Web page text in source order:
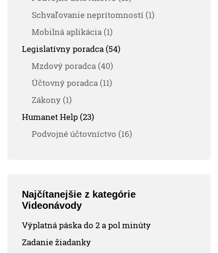
Schvaľovanie neprítomností (1)
Mobilná aplikácia (1)
Legislatívny poradca (54)
Mzdový poradca (40)
Účtovný poradca (11)
Zákony (1)
Humanet Help (23)
Podvojné účtovníctvo (16)
Najčítanejšie z kategórie
Videonávody
Výplatná páska do 2 a pol minúty
Zadanie žiadanky